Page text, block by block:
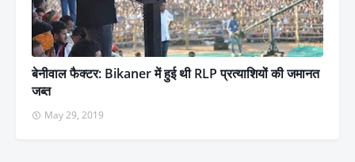
बेनीवाल फैक्टर: Bikaner में हुई थी RLP प्रत्याशियों की जमानत
जब्त
May 29, 2019